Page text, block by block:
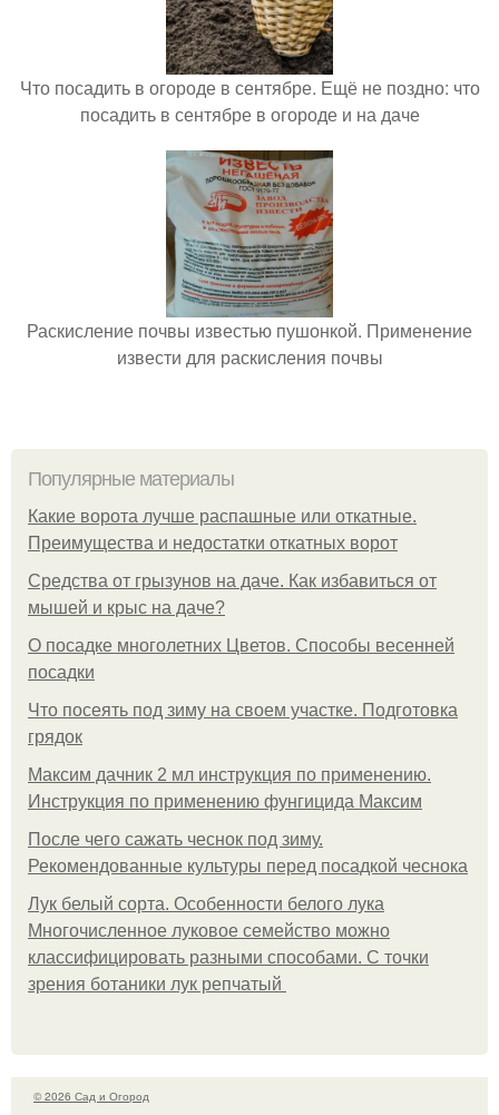
Что посадить в огороде в сентябре. Ещё не поздно: что
посадить в сентябре в огороде и на даче
Раскисление почвы известью пушонкой. Применение
извести для раскисления почвы
Популярные материалы
Какие ворота лучше распашные или откатные.
Преимущества и недостатки откатных ворот
Средства от грызунов на даче. Как избавиться от
мышей и крыс на даче?
О посадке многолетних Цветов. Способы весенней
посадки
Что посеять под зиму на своем участке. Подготовка
грядок
Максим дачник 2 мл инструкция по применению.
Инструкция по применению фунгицида Максим
После чего сажать чеснок под зиму.
Рекомендованные культуры перед посадкой чеснока
Лук белый сорта. Особенности белого лука
Многочисленное луковое семейство можно
классифицировать разными способами. С точки
зрения ботаники лук репчатый
© 2026 Сад и Огород